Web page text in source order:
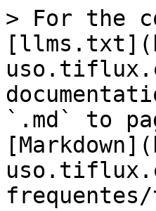
> For the
`.md` to